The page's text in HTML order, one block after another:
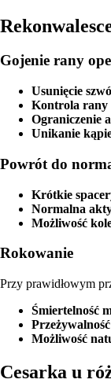
Gojenie rany
Usunięcie
Kontrola rany
Ograniczenie
Unikanie
Powrót do
Krótkie
Normalna
Możliwość
Rokowanie
Przy prawidłowym
Śmiertelność
Możliwość
Cesarka u